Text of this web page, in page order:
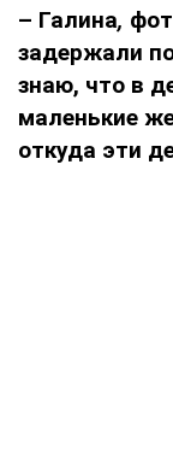
– Галина,
задержали
знаю, что в
маленькие
откуда эти